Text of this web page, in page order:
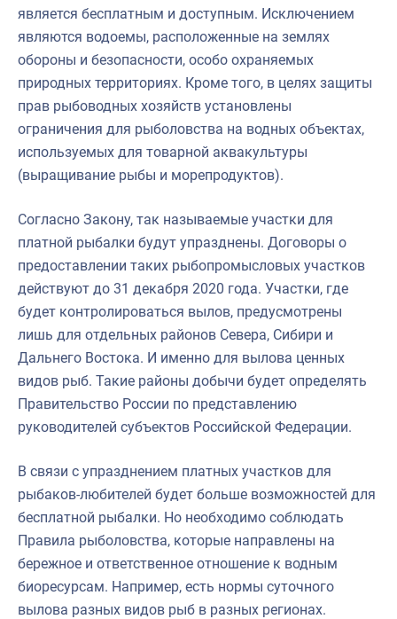
является бесплатным и доступным. Исключением
являются водоемы, расположенные на землях
обороны и безопасности, особо охраняемых
природных территориях. Кроме того, в целях защиты
прав рыбоводных хозяйств установлены
ограничения для рыболовства на водных объектах,
используемых для товарной аквакультуры
(выращивание рыбы и морепродуктов).
Согласно Закону, так называемые участки для
платной рыбалки будут упразднены. Договоры о
предоставлении таких рыбопромысловых участков
действуют до 31 декабря 2020 года. Участки, где
будет контролироваться вылов, предусмотрены
лишь для отдельных районов Севера, Сибири и
Дальнего Востока. И именно для вылова ценных
видов рыб. Такие районы добычи будет определять
Правительство России по представлению
руководителей субъектов Российской Федерации.
В связи с упразднением платных участков для
рыбаков-любителей будет больше возможностей для
бесплатной рыбалки. Но необходимо соблюдать
Правила рыболовства, которые направлены на
бережное и ответственное отношение к водным
биоресурсам. Например, есть нормы суточного
вылова разных видов рыб в разных регионах.